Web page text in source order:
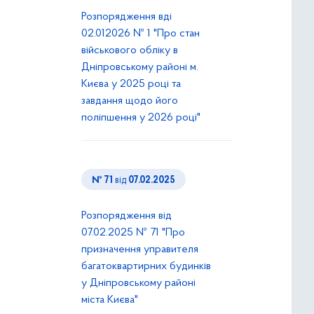
Розпорядження вді
02.012026 № 1 "Про стан
військового обліку в
Дніпровському районі м.
Києва у 2025 році та
завдання щодо його
поліпшення у 2026 році"
№ 71 від 07.02.2025
Розпорядження від
07.02.2025 № 71 "Про
призначення управителя
багатоквартирних будинків
у Дніпровському районі
міста Києва"